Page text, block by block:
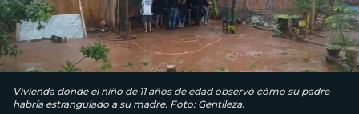
Vivienda donde el niño de 11 años de edad observó cómo su padre
habría estrangulado a su madre. Foto: Gentileza.